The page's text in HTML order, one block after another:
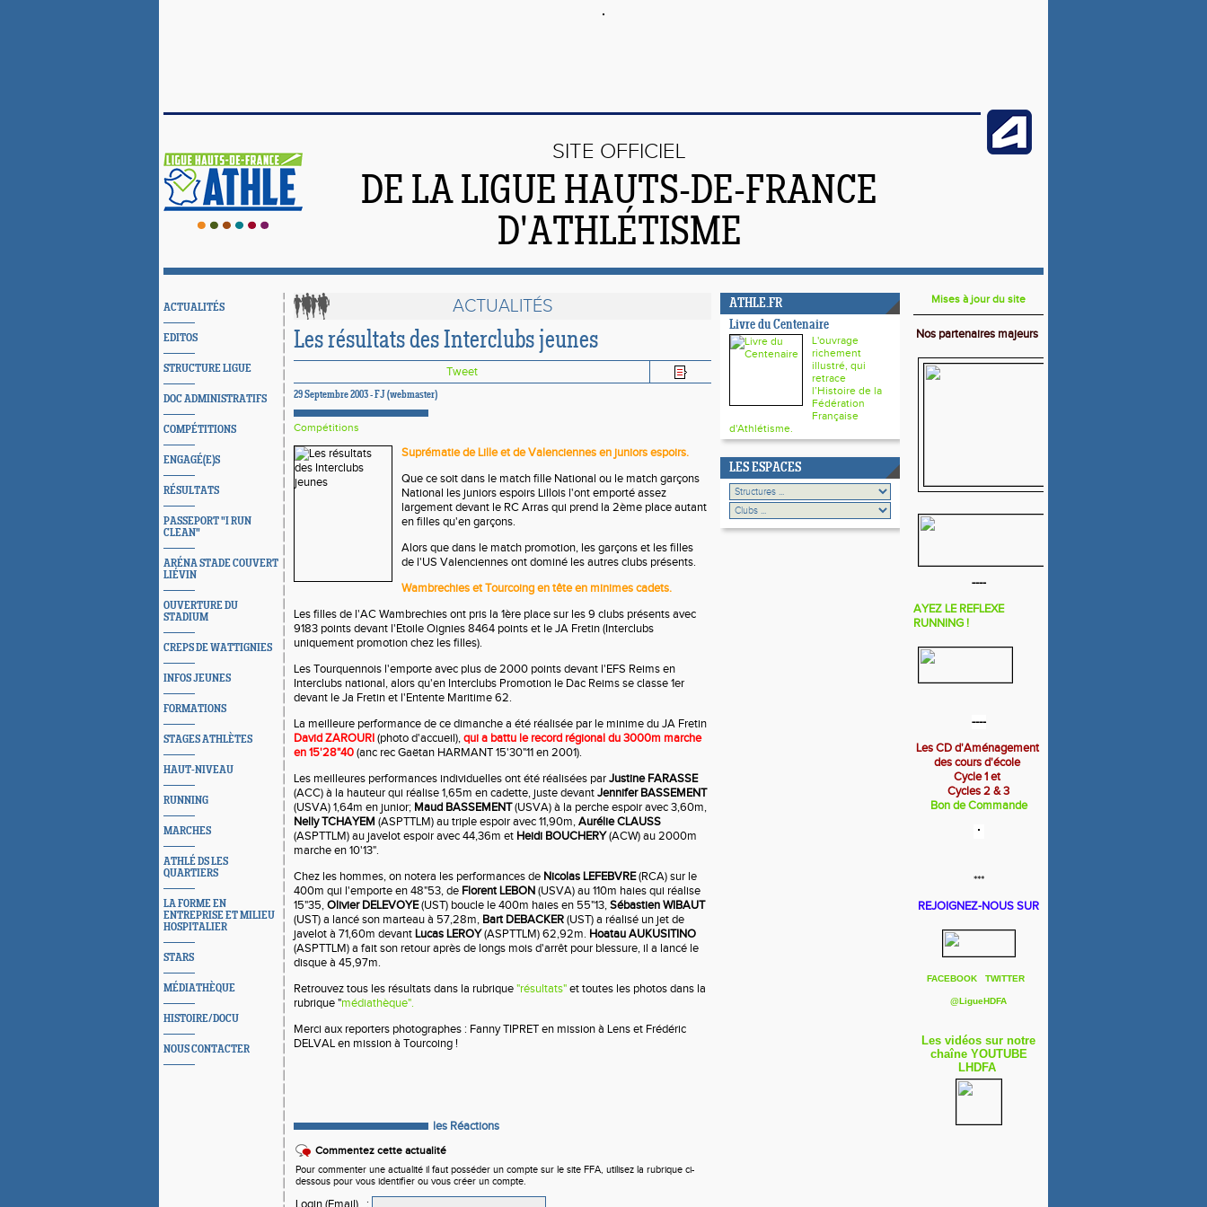
SITE OFFICIEL
DE LA LIGUE HAUTS-DE-FRANCE
D'ATHLÉTISME
ACTUALITÉS
EDITOS
STRUCTURE LIGUE
DOC ADMINISTRATIFS
COMPÉTITIONS
ENGAGÉ(E)S
RÉSULTATS
PASSEPORT "I RUN
CLEAN"
ARÉNA STADE COUVERT
LIÉVIN
OUVERTURE DU
STADIUM
CREPS DE WATTIGNIES
INFOS JEUNES
FORMATIONS
STAGES ATHLÈTES
HAUT-NIVEAU
RUNNING
MARCHES
ATHLÉ DS LES
QUARTIERS
LA FORME EN
ENTREPRISE ET MILIEU
HOSPITALIER
STARS
MÉDIATHÈQUE
HISTOIRE/DOCU
NOUS CONTACTER
ACTUALITÉS
Les résultats des Interclubs jeunes
Tweet
29 Septembre 2003 - FJ (webmaster)
Compétitions
Suprématie de Lille et de Valenciennes en juniors espoirs.
Que ce soit dans le match fille National ou le match garçons
National les juniors espoirs Lillois l'ont emporté assez
largement devant le RC Arras qui prend la 2ème place autant
en filles qu'en garçons.
Alors que dans le match promotion, les garçons et les filles
de l'US Valenciennes ont dominé les autres clubs présents.
Wambrechies et Tourcoing en tête en minimes cadets.
Les filles de l'AC Wambrechies ont pris la 1ère place sur les 9 clubs présents avec
9183 points devant l'Etoile Oignies 8464 points et le JA Fretin (Interclubs
uniquement promotion chez les filles).
Les Tourquennois l'emporte avec plus de 2000 points devant l'EFS Reims en
Interclubs national, alors qu'en Interclubs Promotion le Dac Reims se classe 1er
devant le Ja Fretin et l'Entente Maritime 62.
La meilleure performance de ce dimanche a été réalisée par le minime du JA Fretin
DavidZAROURI(photo d'accueil),qui a battu le record régional du 3000m marche
en 15'28"40(anc rec Gaëtan HARMANT 15'30"11 en 2001).
Les meilleures performances individuelles ont été réalisées parJustine FARASSE
(ACC) à la hauteur qui réalise 1,65m en cadette, juste devantJennifer BASSEMENT
(USVA) 1,64m en junior; Maud BASSEMENT(USVA) à la perche espoir avec 3,60m,
Nelly TCHAYEM (ASPTTLM) au triple espoir avec 11,90m,Aurélie CLAUSS
(ASPTTLM) au javelot espoir avec 44,36m et Heidi BOUCHERY(ACW) au 2000m
marche en 10'13".
Chez les hommes, on notera les performances de Nicolas LEFEBVRE(RCA) sur le
400m qui l'emporte en 48"53, de Florent LEBON(USVA) au 110m haies qui réalise
15"35,Olivier DELEVOYE(UST) boucle le 400m haies en 55"13,Sébastien WIBAUT
(UST) a lancé son marteau à 57,28m, Bart DEBACKER(UST) a réalisé un jet de
javelot à 71,60m devant Lucas LEROY(ASPTTLM) 62,92m. Hoatau AUKUSITINO
(ASPTTLM) a fait son retour après de longs mois d'arrêt pour blessure, il a lancé le
disque à 45,97m.
Retrouvez tous les résultats dans la rubrique"résultats"et toutes les photos dans la
rubrique "médiathèque".
Merci aux reporters photographes : Fanny TIPRET en mission à Lens et Frédéric
DELVAL en mission à Tourcoing !
les Réactions
Commentez cette actualité
Pour commenter une actualité il faut posséder un compte sur le site FFA, utilisez la rubrique ci-
dessous pour vous identifier ou vous créer un compte.
ATHLE.FR
Livre du Centenaire
L'ouvrage
richement
illustré, qui
retrace
l’Histoire de la
Fédération
Française
d'Athlétisme.
LES ESPACES
Mises à jour du site
Nos partenaires majeurs
----
AYEZ LE REFLEXE
RUNNING !
----
Les CD d'Aménagement
des cours d'école
Cycle 1 et
Cycles 2 & 3
Bon de Commande
***
REJOIGNEZ-NOUS SUR
FACEBOOK TWITTER
@LigueHDFA
Les vidéos sur notre
chaîne YOUTUBE
LHDFA